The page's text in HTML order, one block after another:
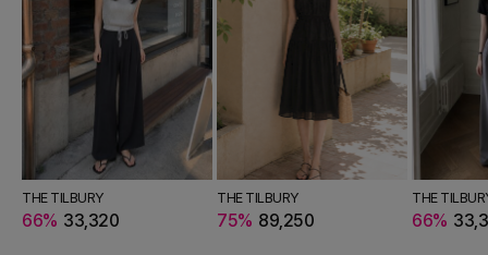
THE TILBURY
46,920
THE TILBURY
121,720
THE TILBURY
66% 33,320
THE TILBURY
75% 89,250
THE
66%